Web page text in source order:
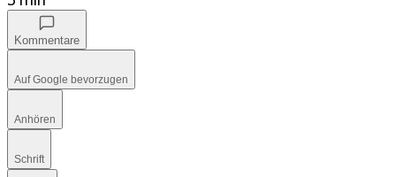
Kommentare
Auf Google bevorzugen
Anhören
Schrift